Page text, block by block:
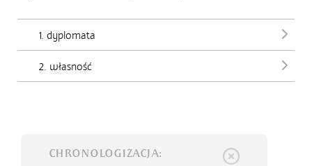
1. dyplomata
2. własność
CHRONOLOGIZACJA: